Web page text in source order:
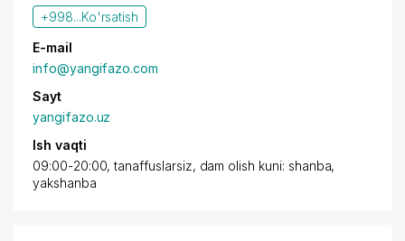
+998...Ko'rsatish
E-mail
info@yangifazo.com
Sayt
yangifazo.uz
Ish vaqti
09:00-20:00, tanaffuslarsiz, dam olish kuni: shanba,
yakshanba